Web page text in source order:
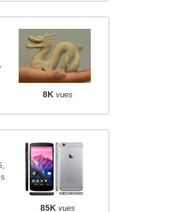
8K vues
85K vues